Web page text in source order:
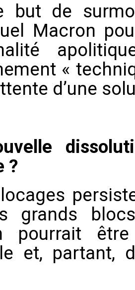
but de
Macron
«
d’une
?
grands
pourrait
et, partant,